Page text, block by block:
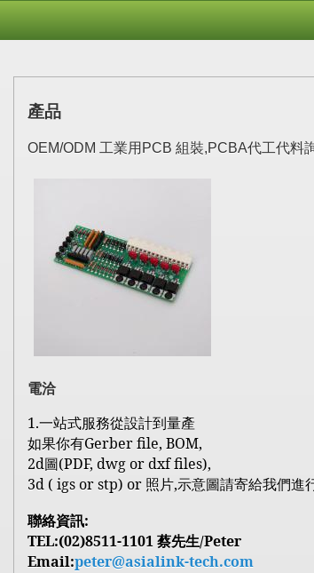
產品
OEM/ODM 工業用PCB 組裝,PCBA代工代料
電洽
1.一站式服務從設計到量產
如果你有Gerber file, BOM,
2d圖(PDF, dwg or dxf files),
3d ( igs or stp) or 照片,示意圖請寄給我們進
聯絡資訊:
TEL:(02)8511-1101 蔡先生/Peter
Email:peter@asialink-tech.com